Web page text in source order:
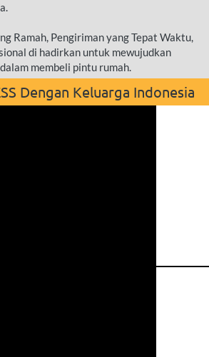
Ramah, Pengiriman yang Tepat Waktu,
di hadirkan untuk mewujudkan
membeli pintu rumah.
Dengan Keluarga Indonesia